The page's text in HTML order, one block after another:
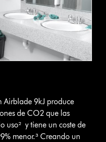
Airblade 9kJ produce
de CO2 que las
uso² y tiene un coste de
menor.³ Creando un